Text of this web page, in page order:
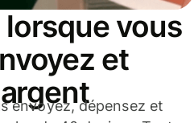
vous
et
envoyez, dépensez et